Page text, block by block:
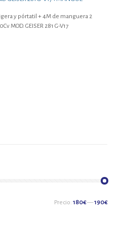
y pórtatil + 4M de manguera 2
MOD. GEISER 281 G-V17
Precio: 180€—190€